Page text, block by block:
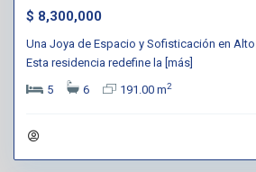
$ 8,300,000
Una Joya de Espacio y Sofisticación en
Esta residencia redefine la [más]
5
6 191.00 m2